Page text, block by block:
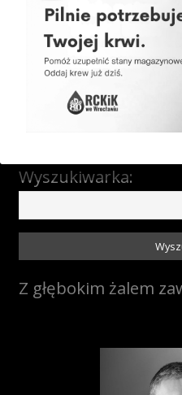
04.08.2026 » Akcja
04.08.2026 » Harmonogram
Newsletter
Wyszukiwarka:
Z głębokim żalem